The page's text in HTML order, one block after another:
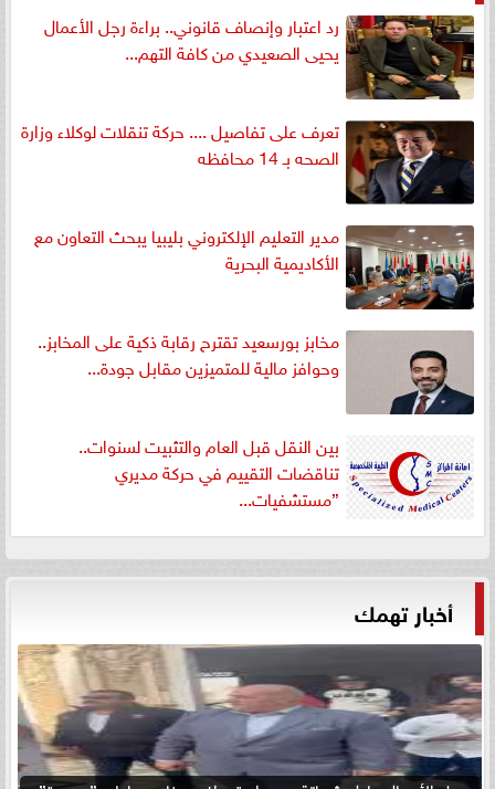
رد اعتبار وإنصاف قانوني.. براءة رجل الأعمال
يحيى الصعيدي من كافة التهم...
تعرف على تفاصيل .... حركة تنقلات لوكلاء وزارة
الصحه بـ 14 محافظه
مدير التعليم الإلكتروني بليبيا يبحث التعاون مع
الأكاديمية البحرية
مخابز بورسعيد تقترح رقابة ذكية على المخابز..
وحوافز مالية للمتميزين مقابل جودة...
بين النقل قبل العام والتثبيت لسنوات..
تناقضات التقييم في حركة مديري
”مستشفيات...
أخبار تهمك